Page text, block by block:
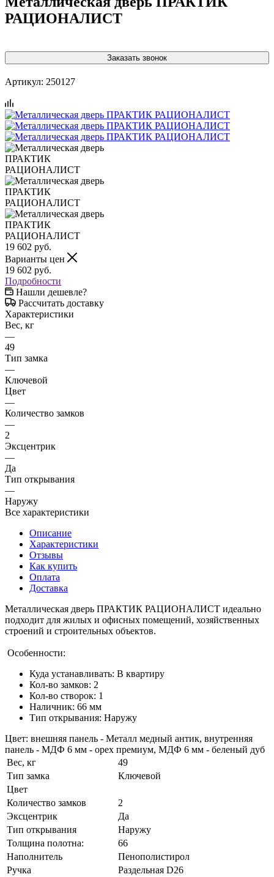
РАЦИОНАЛИСТ
Заказать звонок
Артикул: 250127
19 602 руб.
Варианты цен
19 602 руб.
Подробности
Нашли дешевле?
Рассчитать доставку
Характеристики
Вес, кг
—
49
Тип замка
—
Ключевой
Цвет
—
Количество замков
—
2
Эксцентрик
—
Да
Тип открывания
—
Наружу
Все характеристики
Описание
Характеристики
Отзывы
Как купить
Оплата
Доставка
Металлическая дверь ПРАКТИК РАЦИОНАЛИСТ идеально
подходит для жилых и офисных помещений, хозяйственных
строений и строительных объектов.
Особенности:
Куда устанавливать: В квартиру
Кол-во замков: 2
Кол-во створок: 1
Наличник: 66 мм
Тип открывания: Наружу
Цвет: внешняя панель - Металл медный антик, внутренняя
панель - МДФ 6 мм - орех премиум, МДФ 6 мм - беленый дуб
Вес, кг
49
Тип замка
Ключевой
Цвет
Количество замков
2
Эксцентрик
Да
Тип открывания
Наружу
Толщина полотна:
66
Наполнитель
Пенополистирол
Ручка
Раздельная D26